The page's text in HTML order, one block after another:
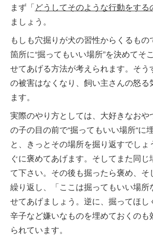
まず「どうしてそのような行動をする
ましょう。
もしも穴掘りが犬の習性からくるも
箇所に“掘ってもいい場所”を決めてそ
せてあげる方法が考えられます。そう
の被害はなくなり、飼い主さんの怒る
ます。
実際のやり方としては、大好きなおや
の子の目の前で“掘ってもいい場所“に
と、きっとその場所を掘り返すでしょ
ぐに褒めてあげます。そしてまた同
て下さい。その後も掘ったら褒め、そ
繰り返し、「ここは掘ってもいい場所
せてあげましょう。逆に、掘ってほし
辛子など嫌いなものを埋めておくのも
られています。